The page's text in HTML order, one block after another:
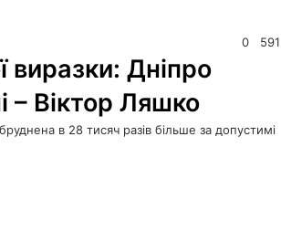
0 591
виразки: Дніпро
– Віктор Ляшко
в 28 тисяч разів більше за допустимі